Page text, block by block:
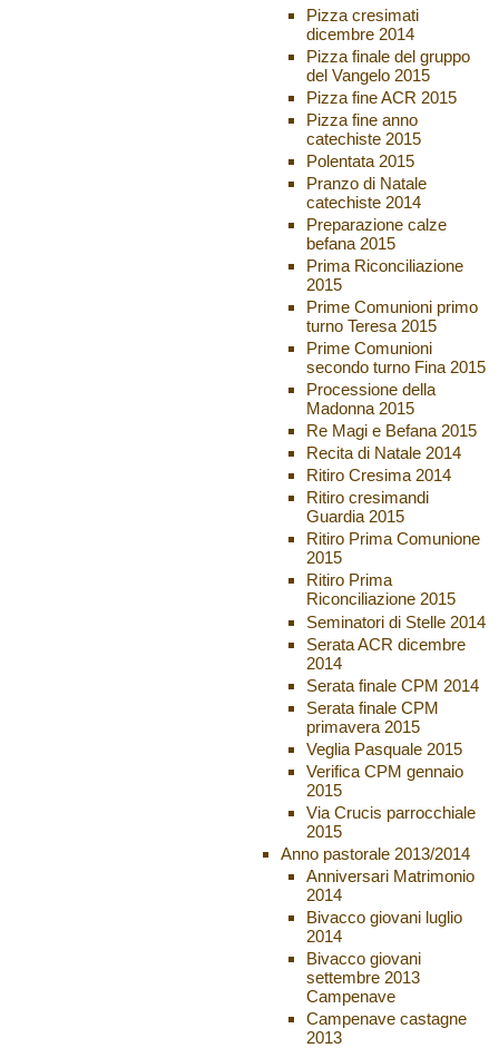
Pizza cresimati
dicembre 2014
Pizza finale del gruppo
del Vangelo 2015
Pizza fine ACR 2015
Pizza fine anno
catechiste 2015
Polentata 2015
Pranzo di Natale
catechiste 2014
Preparazione calze
befana 2015
Prima Riconciliazione
2015
Prime Comunioni primo
turno Teresa 2015
Prime Comunioni
secondo turno Fina 2015
Processione della
Madonna 2015
Re Magi e Befana 2015
Recita di Natale 2014
Ritiro Cresima 2014
Ritiro cresimandi
Guardia 2015
Ritiro Prima Comunione
2015
Ritiro Prima
Riconciliazione 2015
Seminatori di Stelle 2014
Serata ACR dicembre
2014
Serata finale CPM 2014
Serata finale CPM
primavera 2015
Veglia Pasquale 2015
Verifica CPM gennaio
2015
Via Crucis parrocchiale
2015
Anno pastorale 2013/2014
Anniversari Matrimonio
2014
Bivacco giovani luglio
2014
Bivacco giovani
settembre 2013
Campenave
Campenave castagne
2013